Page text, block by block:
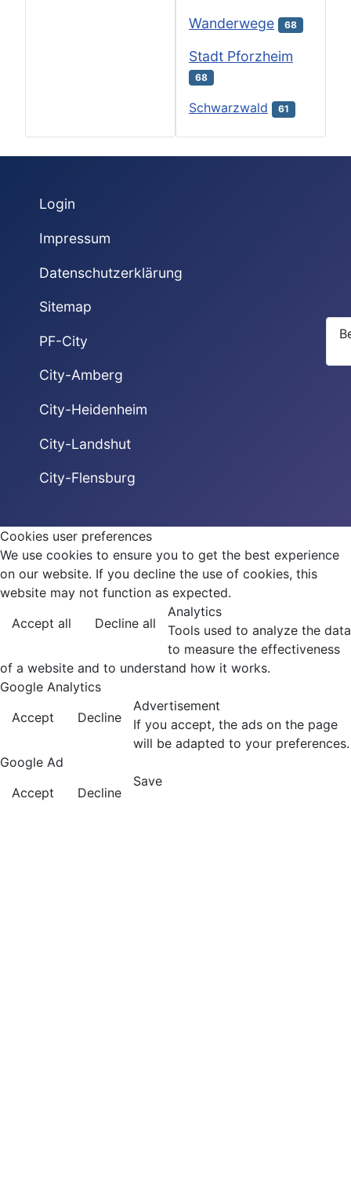
Wanderwege 68
Stadt Pforzheim
68
Schwarzwald 61
Login
Impressum
Datenschutzerklärung
Sitemap
PF-City
City-Amberg
City-Heidenheim
City-Landshut
City-Flensburg
Cookies user preferences
We use cookies to ensure you to get the best experience
on our website. If you decline the use of cookies, this
website may not function as expected.
Accept all
Decline all
Analytics
Tools used to analyze the data
to measure the effectiveness
of a website and to understand how it works.
Google Analytics
Accept
Decline
Advertisement
If you accept, the ads on the page
will be adapted to your preferences.
Google Ad
Accept
Decline
Save